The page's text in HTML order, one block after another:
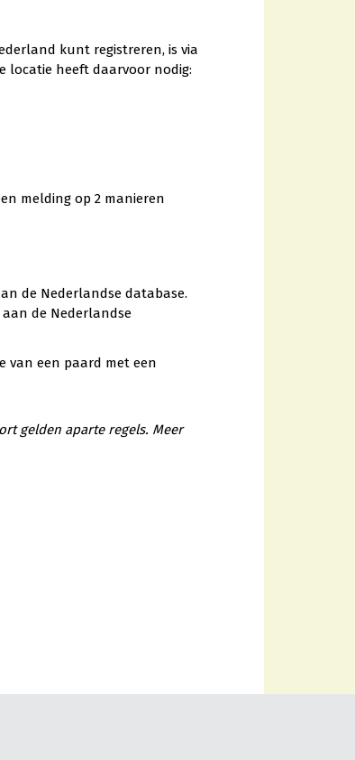
kunt registreren, is via
locatie heeft daarvoor nodig:
melding op 2 manieren
de Nederlandse database.
de Nederlandse
van een paard met een
gelden aparte regels. Meer